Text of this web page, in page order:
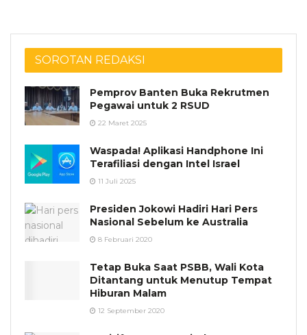
SOROTAN REDAKSI
Pemprov Banten Buka Rekrutmen
Pegawai untuk 2 RSUD
22 Maret 2025
Waspada! Aplikasi Handphone Ini
Terafiliasi dengan Intel Israel
11 Juli 2025
Presiden Jokowi Hadiri Hari Pers
Nasional Sebelum ke Australia
8 Februari 2020
Tetap Buka Saat PSBB, Wali Kota
Ditantang untuk Menutup Tempat
Hiburan Malam
12 September 2020